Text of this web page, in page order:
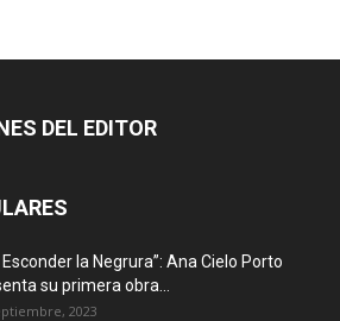
DEL EDITOR
Esconder la Negrura”: Ana Cielo Porto
su primera obra...
2023